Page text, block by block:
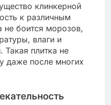
клинкерной
к различным
боится морозов,
влаги и
Такая плитка не
даже после многих